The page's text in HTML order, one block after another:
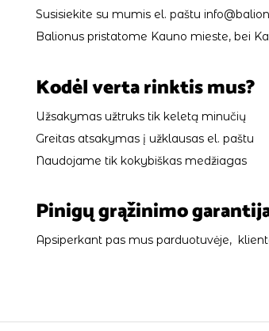
Susisiekite su mumis el. paštu
Balionus pristatome Kauno mieste, bei
Kodėl verta rinktis mus?
Užsakymas užtruks tik keletą minučių
Greitas atsakymas į užklausas el. paštu
Naudojame tik kokybiškas medžiagas
Pinigų grąžinimo
Apsiperkant pas mus parduotuvėje,